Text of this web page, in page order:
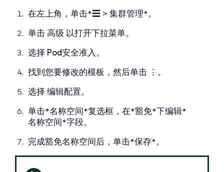
在左上角，单击*☰ > 集群管理*。
单击高级 以打开下拉菜单。
选择 Pod安全准入。
找到您要修改的模板，然后单击 ⋮ 。
选择 编辑配置。
单击*名称空间*复选框，在*豁免*下编辑*
名称空间*字段。
完成豁免名称空间后，单击*保存*。